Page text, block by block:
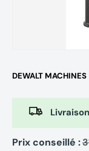
DEWALT MACHINES
Prix conseillé :